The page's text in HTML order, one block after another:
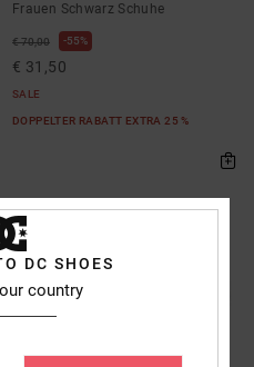
Frauen Schwarz Schuhe
€ 70,00 55%
€ 31,50
SALE
DOPPELTER RABATT EXTRA 25 %
DC SHOES
country